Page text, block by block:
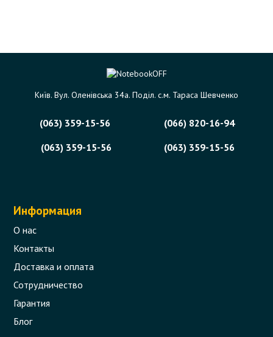
Київ. Вул. Оленівська 34а. Поділ. с.м. Тараса Шевченко
(063) 359-15-56
(066) 820-16-94
(063) 359-15-56
(063) 359-15-56
Информация
О нас
Контакты
Доставка и оплата
Сотрудничество
Гарантия
Блог